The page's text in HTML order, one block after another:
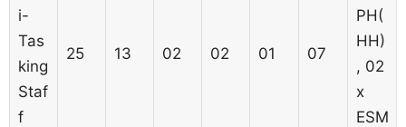
i-
Tas
king
Staf
f
25 13 02 02 01 07
PH(
HH)
, 02
x
ESM